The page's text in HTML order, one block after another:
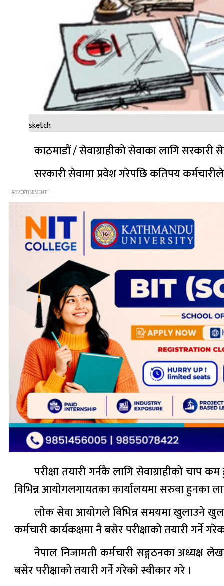
sketch
काठमाडौं / सेवाग्राहीको सेवाका लागि सरकारी
सरकारी सेवामा प्रवेश गरेपछि कतिपय
- ADVERTISEMENT -
परीक्षा तयारी गर्नकै लागि सेवाग्राहीको
विभिन्न आयोगलगायतका कार्यालयमा सरुवा हुनका
लोक सेवा आयोगले विभिन्न समयमा खुलाउने खुला
कर्मचारी कार्यकक्षमा नै बसेर परीक्षाको तयारी गर्ने
नेपाल निजामती कर्मचारी सङ्गठनका अध्यक्ष
बसेर परीक्षाको तयारी गर्ने गरेको स्वीकार गरे ।